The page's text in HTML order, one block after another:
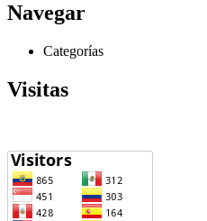
Navegar
Categorías
Visitas